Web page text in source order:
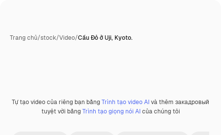
Trang chủ/stock/Video/Cầu Đỏ ở Uji, Kyoto.
Phần thưởng
Tự tạo video của riêng bạn bằngTrình tạo video AIvà thêm закадровый
tuyệt vời bằngTrình tạo giọng nói AIcủa chúng tôi